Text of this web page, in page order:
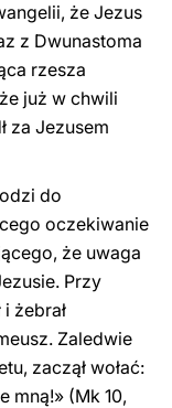
że Jezus
z Dwunastoma
rzesza
już w chwili
za Jezusem
do
oczekiwanie
że uwaga
Przy
żebrał
Zaledwie
zaczął wołać:
mną!» (Mk 10,